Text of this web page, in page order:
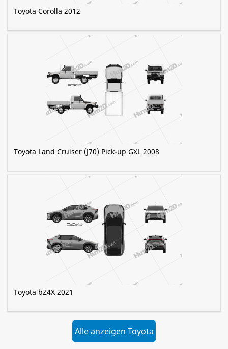
Toyota Corolla 2012
Toyota Land Cruiser (J70) Pick-up GXL 2008
Toyota bZ4X 2021
Alle anzeigen Toyota